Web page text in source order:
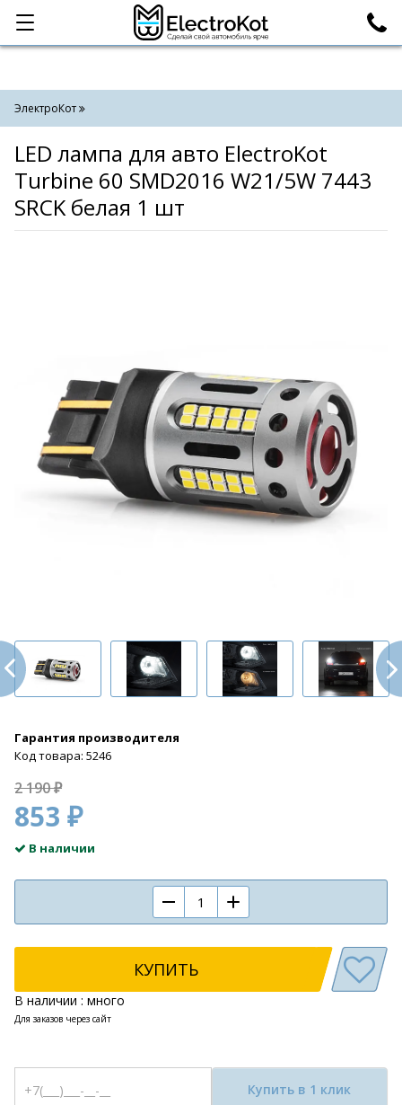
Категории Поиск
ЭлектроКот
LED лампа для авто ElectroKot
Turbine 60 SMD2016 W21/5W 7443
SRCK белая 1 шт
Гарантия производителя
Код товара: 5246
2 190 ₽
853 ₽
В наличии
КУПИТЬ
В наличии : много
Для заказов через сайт
Купить в 1 клик